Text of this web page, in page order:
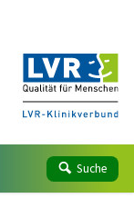
Suche